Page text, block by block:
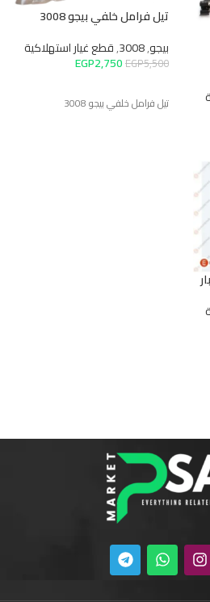
تيل فرامل خلفي بيجو 3008
بيجو,
3008
,قطع غيار استهلاكية
EGP5,500
EGP2,750
تيل فرامل خلفي بيجو 3008